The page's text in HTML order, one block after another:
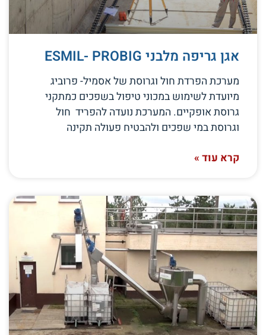
אגן גריפה מלבני ESMIL- PROBIG
מערכת הפרדת חול וגרוסת של אסמיל- פרוביג
מיועדת לשימוש במכוני טיפול בשפכים כמתקני
גרוסת אופקיים. המערכת נועדה להפריד חול
וגרוסת במי שפכים ולהבטיח פעולה תקינה
קרא עוד »